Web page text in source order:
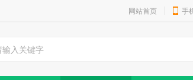
网站首页 手